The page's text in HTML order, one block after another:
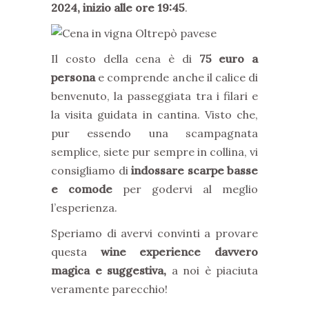
2024, inizio alle ore 19:45.
Il costo della cena è di 75 euro a
personae comprende anche il calice di
benvenuto, la passeggiata tra i filari e
la visita guidata in cantina. Visto che,
pur essendo una scampagnata
semplice, siete pur sempre in collina, vi
consigliamo di indossare scarpe basse
e comode per godervi al meglio
l’esperienza.
Speriamo di avervi convinti a provare
questa wine experience davvero
magica e suggestiva, a noi è piaciuta
veramente parecchio!